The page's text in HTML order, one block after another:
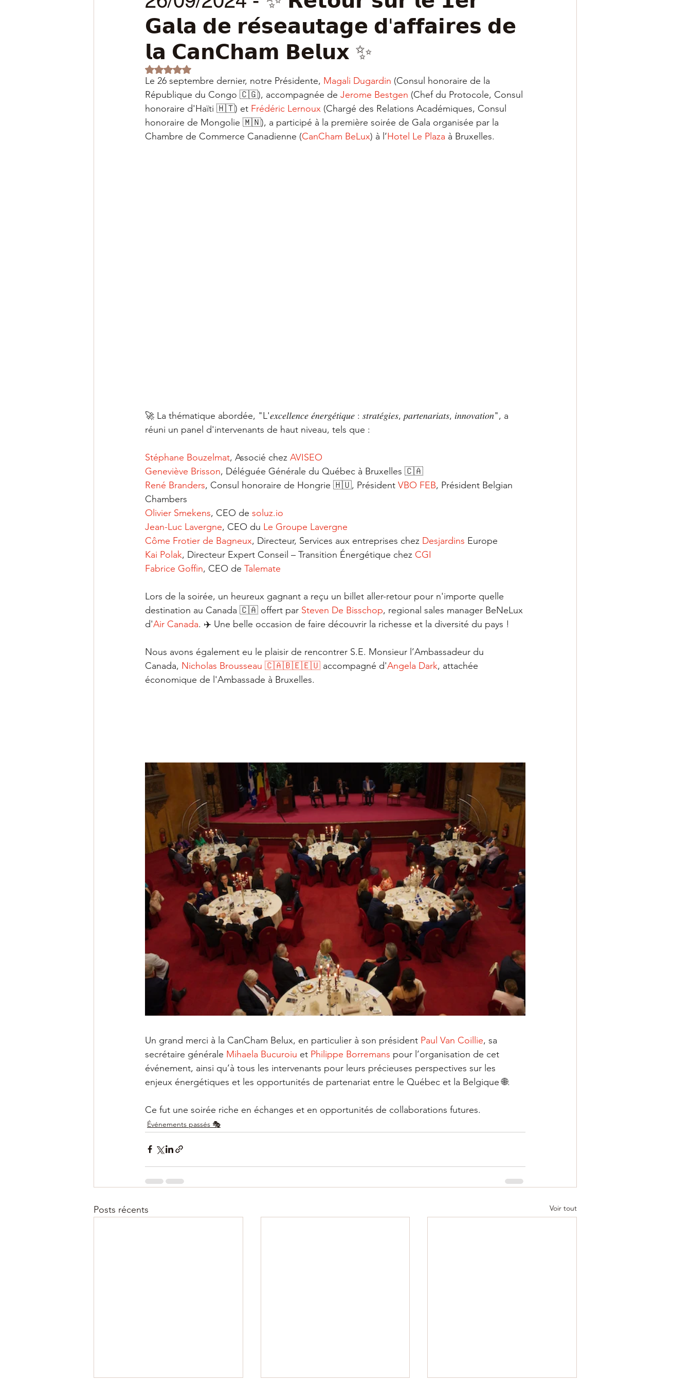
𝗚𝗮𝗹𝗮 𝗱𝗲 𝗿𝗲́𝘀𝗲𝗮𝘂𝘁𝗮𝗴𝗲 𝗱'𝗮𝗳𝗳𝗮𝗶𝗿𝗲𝘀 𝗱𝗲
𝗹𝗮 𝗖𝗮𝗻𝗖𝗵𝗮𝗺 𝗕𝗲𝗹𝘂𝘅 ✨
Noté NaN étoiles sur 5.
Le 26 septembre dernier, notre Présidente, Magali Dugardin (Consul honoraire de la
République du Congo 🇨🇬), accompagnée de Jerome Bestgen (Chef du Protocole, Consul
honoraire d'Haïti 🇭🇹) et Frédéric Lernoux (Chargé des Relations Académiques, Consul
honoraire de Mongolie 🇲🇳), a participé à la première soirée de Gala organisée par la
Chambre de Commerce Canadienne (CanCham BeLux) à l’Hotel Le Plaza à Bruxelles.
🚀 La thématique abordée, "L'𝑒𝑥𝑐𝑒𝑙𝑙𝑒𝑛𝑐𝑒 𝑒́𝑛𝑒𝑟𝑔𝑒́𝑡𝑖𝑞𝑢𝑒 : 𝑠𝑡𝑟𝑎𝑡𝑒́𝑔𝑖𝑒𝑠, 𝑝𝑎𝑟𝑡𝑒𝑛𝑎𝑟𝑖𝑎𝑡𝑠, 𝑖𝑛𝑛𝑜𝑣𝑎𝑡𝑖𝑜𝑛", a
réuni un panel d'intervenants de haut niveau, tels que :
Stéphane Bouzelmat, Associé chez AVISEO
Geneviève Brisson, Déléguée Générale du Québec à Bruxelles 🇨🇦
René Branders, Consul honoraire de Hongrie 🇭🇺, Président VBO FEB, Président Belgian
Chambers
Olivier Smekens, CEO de soluz.io
Jean-Luc Lavergne, CEO du Le Groupe Lavergne
Côme Frotier de Bagneux, Directeur, Services aux entreprises chez Desjardins Europe
Kai Polak, Directeur Expert Conseil – Transition Énergétique chez CGI
Fabrice Goffin, CEO de Talemate
Lors de la soirée, un heureux gagnant a reçu un billet aller-retour pour n'importe quelle
destination au Canada 🇨🇦 offert par Steven De Bisschop, regional sales manager BeNeLux
d'Air Canada. ✈️ Une belle occasion de faire découvrir la richesse et la diversité du pays !
Nous avons également eu le plaisir de rencontrer S.E. Monsieur l’Ambassadeur du
Canada, Nicholas Brousseau 🇨🇦🇧🇪🇪🇺 accompagné d'Angela Dark, attachée
économique de l'Ambassade à Bruxelles.
Un grand merci à la CanCham Belux, en particulier à son président Paul Van Coillie, sa
secrétaire générale Mihaela Bucuroiu et Philippe Borremans pour l’organisation de cet
événement, ainsi qu’à tous les intervenants pour leurs précieuses perspectives sur les
enjeux énergétiques et les opportunités de partenariat entre le Québec et la Belgique 🌐.
Ce fut une soirée riche en échanges et en opportunités de collaborations futures.
Événements passés 🎭
Posts récents Voir tout